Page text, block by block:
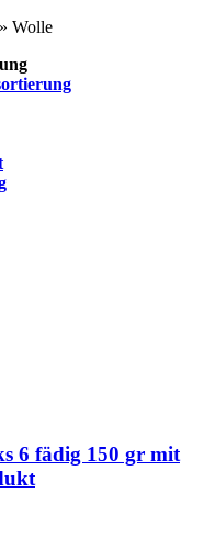
Wolle
6 fädig 150 gr mit